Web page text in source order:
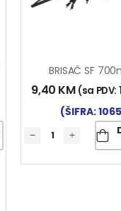
BRISAČ SF
9,40 KM (sa PDV:
(ŠIFRA: